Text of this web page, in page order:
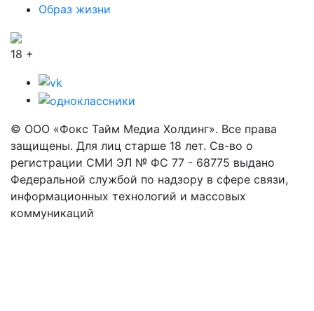
Образ жизни
18 +
© ООО «Фокс Тайм Медиа Холдинг». Все права
защищены. Для лиц старше 18 лет. Св-во о
регистрации СМИ ЭЛ № ФС 77 - 68775 выдано
Федеральной службой по надзору в сфере связи,
информационных технологий и массовых
коммуникаций